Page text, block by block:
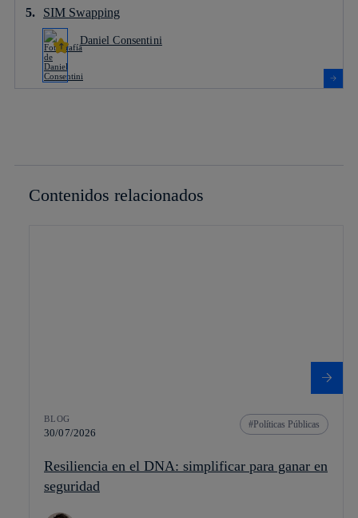
SIM Swapping
Daniel Consentini
Contenidos relacionados
BLOG
30/07/2026
Políticas Públicas
Resiliencia en el DNA: simplificar para ganar en
seguridad